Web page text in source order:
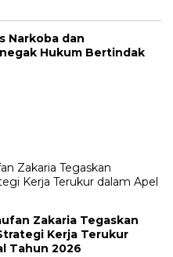
Narkoba dan
Hukum Bertindak
Zakaria Tegaskan
Kerja Terukur
Tahun 2026